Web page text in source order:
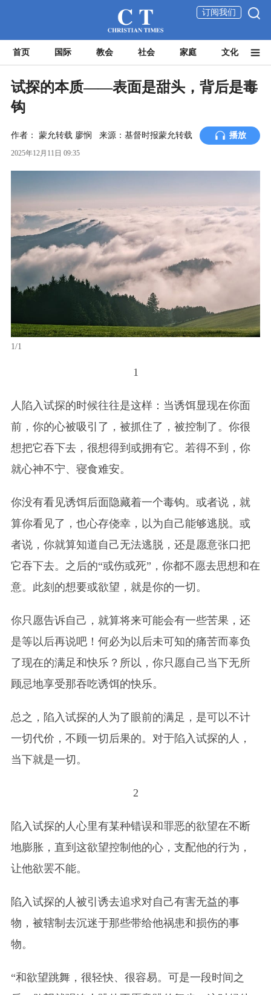
订阅我们
首页 国际 教会 社会 家庭 文化
试探的本质——表面是甜头，背后是毒
钩
作者： 蒙允转载 廖悯 来源：基督时报蒙允转载 播放
2025年12月11日 09:35
1/1
1
人陷入试探的时候往往是这样：当诱饵显现在你面
前，你的心被吸引了，被抓住了，被控制了。你很
想把它吞下去，很想得到或拥有它。若得不到，你
就心神不宁、寝食难安。
你没有看见诱饵后面隐藏着一个毒钩。或者说，就
算你看见了，也心存侥幸，以为自己能够逃脱。或
者说，你就算知道自己无法逃脱，还是愿意张口把
它吞下去。之后的“或伤或死”，你都不愿去思想和在
意。此刻的想要或欲望，就是你的一切。
你只愿告诉自己，就算将来可能会有一些苦果，还
是等以后再说吧！何必为以后未可知的痛苦而辜负
了现在的满足和快乐？所以，你只愿自己当下无所
顾忌地享受那吞吃诱饵的快乐。
总之，陷入试探的人为了眼前的满足，是可以不计
一切代价，不顾一切后果的。对于陷入试探的人，
当下就是一切。
2
陷入试探的人心里有某种错误和罪恶的欲望在不断
地膨胀，直到这欲望控制他的心，支配他的行为，
让他欲罢不能。
陷入试探的人被引诱去追求对自己有害无益的事
物，被辖制去沉迷于那些带给他祸患和损伤的事
物。
“和欲望跳舞，很轻快、很容易。可是一段时间之